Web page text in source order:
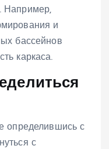
Например,
и
бассейнов
каркаса.
определившись с
с